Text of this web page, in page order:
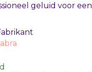
geluid voor een